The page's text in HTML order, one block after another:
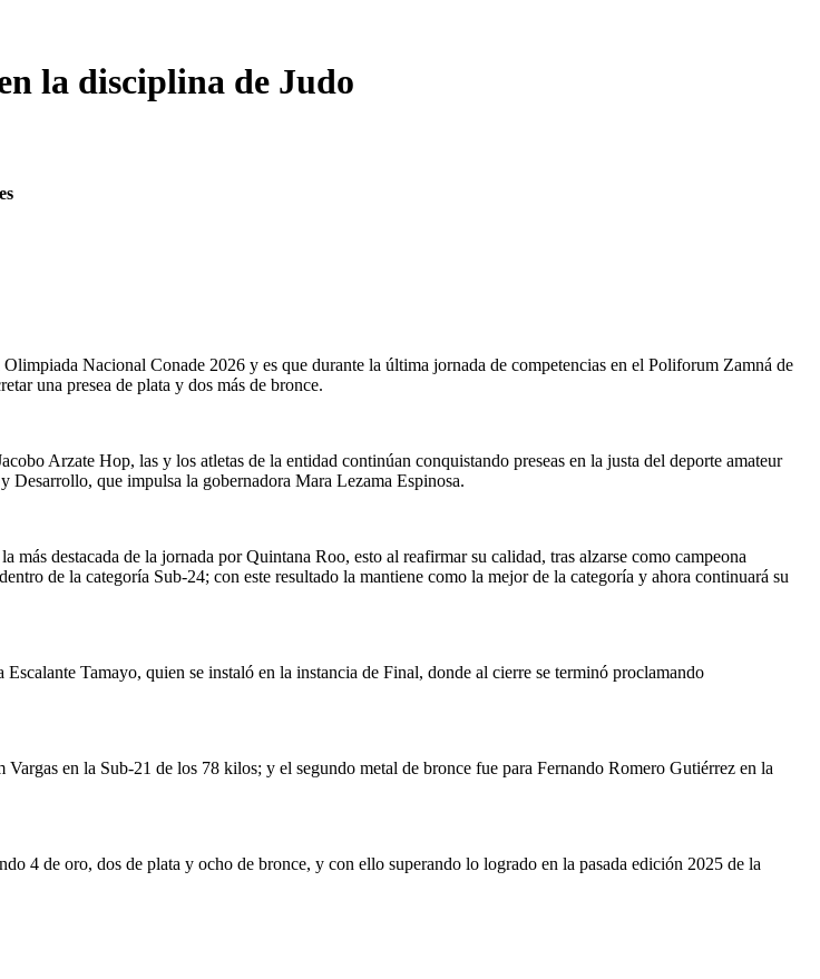
la disciplina de Judo
Nacional Conade 2026 y es que durante la última jornada de competencias en el Poliforum Zamná de
una presea de plata y dos más de bronce.
Arzate Hop, las y los atletas de la entidad continúan conquistando preseas en la justa del deporte amateur
Desarrollo, que impulsa la gobernadora Mara Lezama Espinosa.
destacada de la jornada por Quintana Roo, esto al reafirmar su calidad, tras alzarse como campeona
de la categoría Sub-24; con este resultado la mantiene como la mejor de la categoría y ahora continuará su
Tamayo, quien se instaló en la instancia de Final, donde al cierre se terminó proclamando
en la Sub-21 de los 78 kilos; y el segundo metal de bronce fue para Fernando Romero Gutiérrez en la
4 de oro, dos de plata y ocho de bronce, y con ello superando lo logrado en la pasada edición 2025 de la